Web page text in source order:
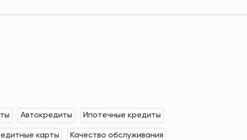
Автокредиты Ипотечные кредиты
карты Качество обслуживания